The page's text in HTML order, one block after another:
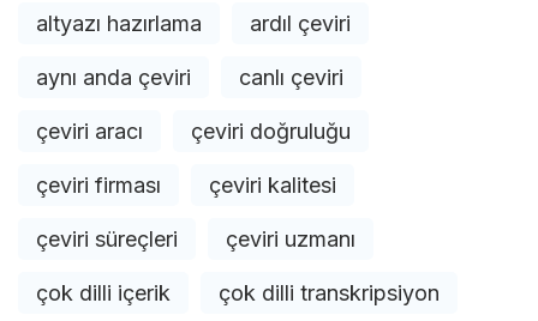
altyazı hazırlama ardıl çeviri
aynı anda çeviri canlı çeviri
çeviri aracı çeviri doğruluğu
çeviri firması çeviri kalitesi
çeviri süreçleri çeviri uzmanı
çok dilli içerik çok dilli transkripsiyon